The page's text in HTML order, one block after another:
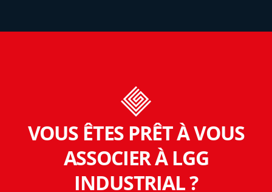
VOUS ÊTES PRÊT À VOUS
ASSOCIER À LGG
INDUSTRIAL ?